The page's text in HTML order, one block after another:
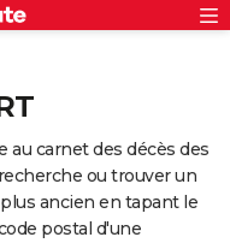
carnet des décès des
ou trouver un
ancien en tapant le
postal d'une